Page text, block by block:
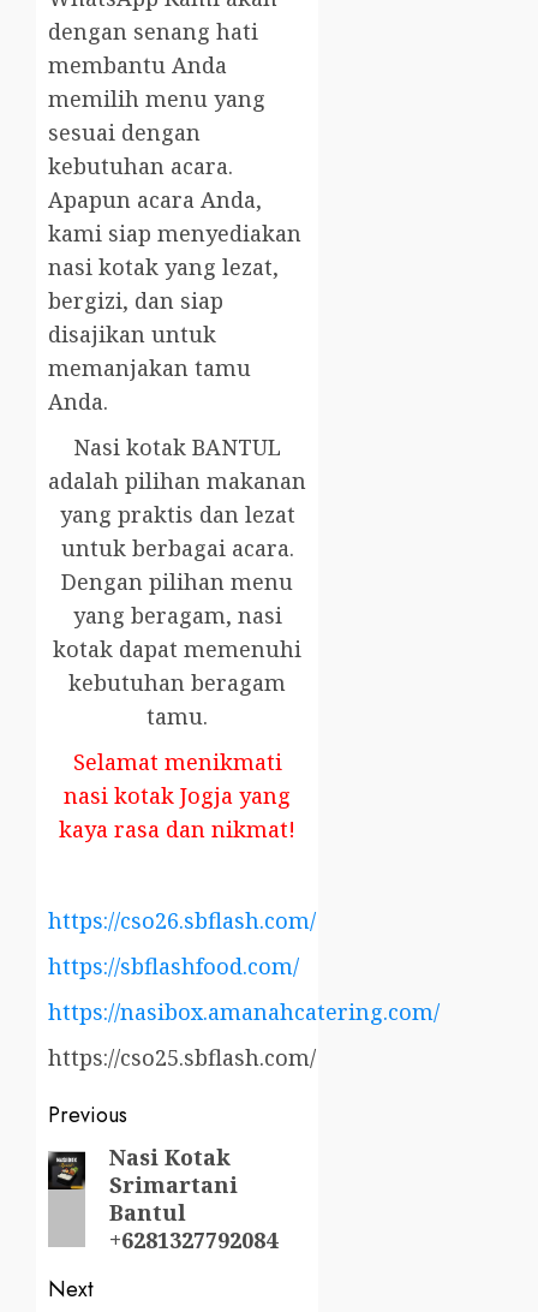
dengan senang hati
membantu Anda
memilih menu yang
sesuai dengan
kebutuhan acara.
Apapun acara Anda,
kami siap menyediakan
nasi kotak yang lezat,
bergizi, dan siap
disajikan untuk
memanjakan tamu
Anda.
Nasi kotak BANTUL
adalah pilihan makanan
yang praktis dan lezat
untuk berbagai acara.
Dengan pilihan menu
yang beragam, nasi
kotak dapat memenuhi
kebutuhan beragam
tamu.
Selamat menikmati
nasi kotak Jogja yang
kaya rasa dan nikmat!
https://cso26.sbflash.com/
https://sbflashfood.com/
https://nasibox.amanahcatering.com/
https://cso25.sbflash.com/
Post
navigation
Previous
Previous
post:
Nasi Kotak
Srimartani
Bantul
+6281327792084
Next